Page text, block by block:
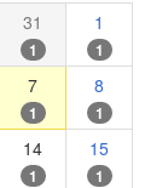
31
1
1
1
7
1
8
1
14
1
15
1